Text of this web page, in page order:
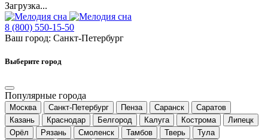
Загрузка...
8 (800) 550-15-50
Ваш город: Санкт-Петербург
Выберите город
Популярные города
Москва Санкт-Петербург Пенза Саранск
Саратов
Казань
Краснодар Белгород Калуга Кострома
Липецк
Орёл
Рязань Смоленск Тамбов Тверь
Тула